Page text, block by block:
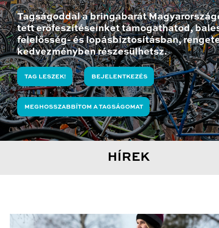
Tagságoddal a bringabarát
tett erőfeszítéseinket támogathatod,
felelősség- és lopásbiztosításban,
kedvezményben részesülhetsz.
TAG LESZEK! BEJELENTKEZÉS
MEGHOSSZABBÍTOM A TAGSÁGOMAT
HÍREK